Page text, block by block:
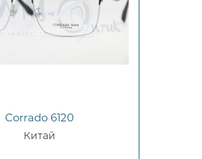
Corrado 6120
Китай